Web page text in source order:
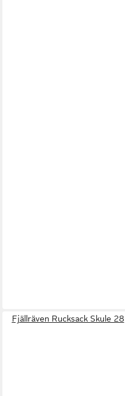
Fjällräven Rucksack Skule 28